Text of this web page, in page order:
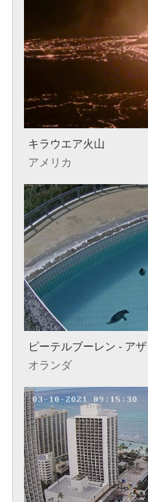
キラウエア火山
アメリカ
ピーテルブーレン - ア
オランダ